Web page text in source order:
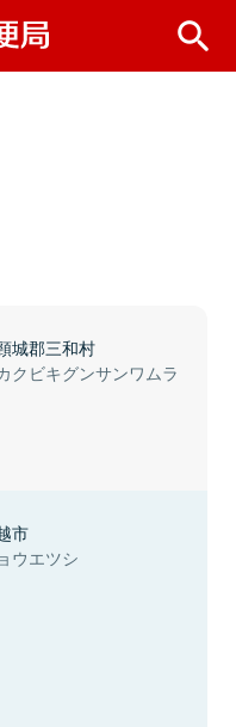
城郡三和村
クビキグンサンワムラ
市
ウエツシ